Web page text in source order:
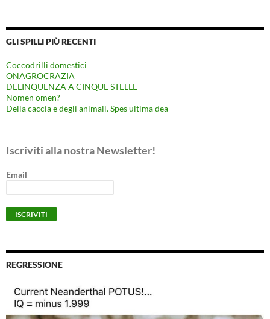
GLI SPILLI PIÙ RECENTI
Coccodrilli domestici
ONAGROCRAZIA
DELINQUENZA A CINQUE STELLE
Nomen omen?
Della caccia e degli animali. Spes ultima dea
Iscriviti alla nostra Newsletter!
Email
REGRESSIONE